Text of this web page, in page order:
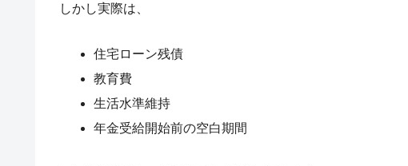
しかし実際は、
住宅ローン残債
教育費
生活水準維持
年金受給開始前の空白期間